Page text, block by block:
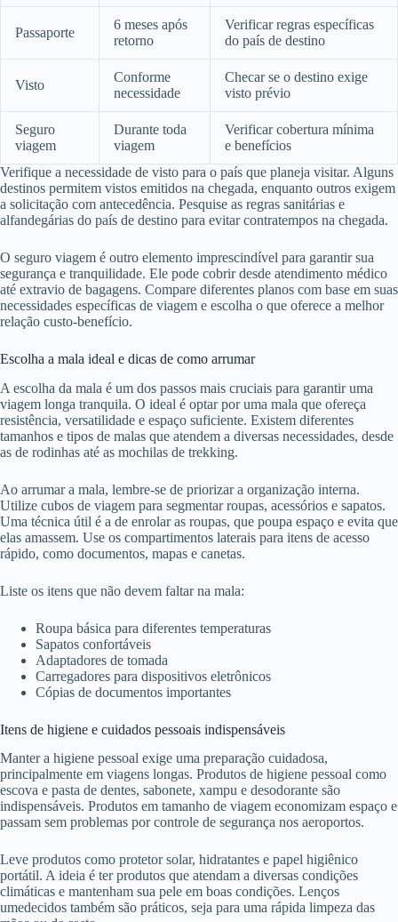
Passaporte
6 meses após
retorno
Verificar regras específicas
do país de destino
Visto
Conforme
necessidade
Checar se o destino exige
visto prévio
Seguro
viagem
Durante toda
viagem
Verificar cobertura mínima
e benefícios
Verifique a necessidade de visto para o país que planeja visitar. Alguns
destinos permitem vistos emitidos na chegada, enquanto outros exigem
a solicitação com antecedência. Pesquise as regras sanitárias e
alfandegárias do país de destino para evitar contratempos na chegada.
O seguro viagem é outro elemento imprescindível para garantir sua
segurança e tranquilidade. Ele pode cobrir desde atendimento médico
até extravio de bagagens. Compare diferentes planos com base em suas
necessidades específicas de viagem e escolha o que oferece a melhor
relação custo-benefício.
Escolha a mala ideal e dicas de como arrumar
A escolha da mala é um dos passos mais cruciais para garantir uma
viagem longa tranquila. O ideal é optar por uma mala que ofereça
resistência, versatilidade e espaço suficiente. Existem diferentes
tamanhos e tipos de malas que atendem a diversas necessidades, desde
as de rodinhas até as mochilas de trekking.
Ao arrumar a mala, lembre-se de priorizar a organização interna.
Utilize cubos de viagem para segmentar roupas, acessórios e sapatos.
Uma técnica útil é a de enrolar as roupas, que poupa espaço e evita que
elas amassem. Use os compartimentos laterais para itens de acesso
rápido, como documentos, mapas e canetas.
Liste os itens que não devem faltar na mala:
Roupa básica para diferentes temperaturas
Sapatos confortáveis
Adaptadores de tomada
Carregadores para dispositivos eletrônicos
Cópias de documentos importantes
Itens de higiene e cuidados pessoais indispensáveis
Manter a higiene pessoal exige uma preparação cuidadosa,
principalmente em viagens longas. Produtos de higiene pessoal como
escova e pasta de dentes, sabonete, xampu e desodorante são
indispensáveis. Produtos em tamanho de viagem economizam espaço e
passam sem problemas por controle de segurança nos aeroportos.
Leve produtos como protetor solar, hidratantes e papel higiênico
portátil. A ideia é ter produtos que atendam a diversas condições
climáticas e mantenham sua pele em boas condições. Lenços
umedecidos também são práticos, seja para uma rápida limpeza das